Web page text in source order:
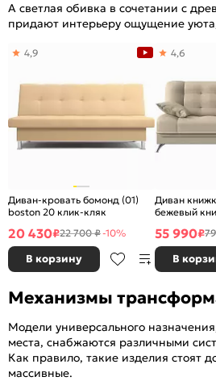
А светлая обивка в сочетании с
придают интерьеру ощущение
Диван-кровать бомонд (01)
boston 20 клик-кляк
4,9
20 430₽22 700 ₽-10%
В корзину
Диван
бежевый
4,6
55 990₽
В
Механизмы
Модели универсального
места, снабжаются различными
Как правило, такие изделия стоят
массивные.